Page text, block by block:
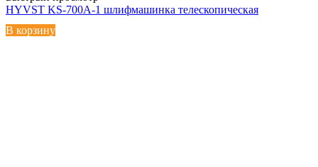
HYVST KS-700A-1 шлифмашинка телескопическая
В корзину